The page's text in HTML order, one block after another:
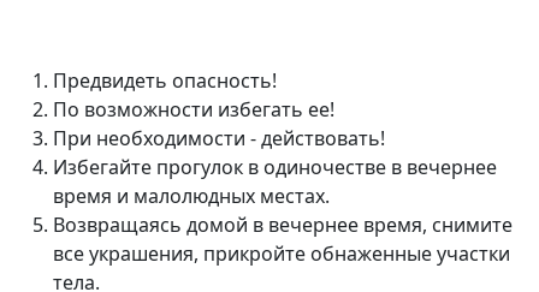
Предвидеть опасность!
По возможности избегать ее!
При необходимости - действовать!
Избегайте прогулок в одиночестве в вечернее
время и малолюдных местах.
Возвращаясь домой в вечернее время, снимите
все украшения, прикройте обнаженные участки
тела.